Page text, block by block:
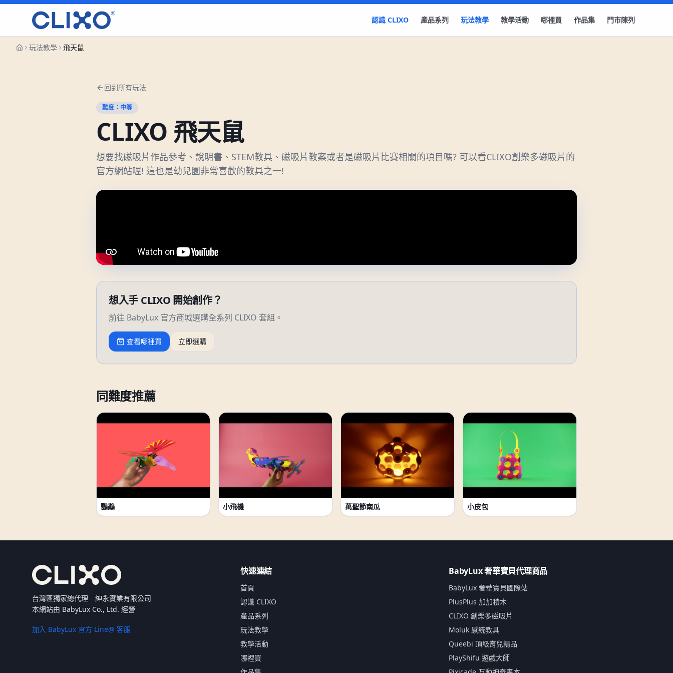
認識 CLIXO 產品系列 玩法教學 教學活動 哪裡買 作品集 門市陳列
玩法教學 飛天鼠
回到所有玩法
難度： 中等
CLIXO 飛天鼠
想要找磁吸片作品參考、說明書、STEM教具、磁吸片教案或者是磁吸片比賽相關的項目嗎? 可以看CLIXO創樂多磁吸片的
官方網站喔! 這也是幼兒園非常喜歡的教具之一!
想入手 CLIXO 開始創作？
前往 BabyLux 官方商城選購全系列 CLIXO 套組。
查看哪裡買 立即選購
同難度推薦
鸚鵡 小飛機 萬聖節南瓜 小皮包
台灣區獨家總代理 紳永實業有限公司
本網站由 BabyLux Co., Ltd. 經營
加入 BabyLux 官方 Line@ 客服
快速連結
首頁
認識 CLIXO
產品系列
玩法教學
教學活動
哪裡買
BabyLux 奢華寶貝代理商品
BabyLux 奢華寶貝國際站
PlusPlus 加加積木
CLIXO 創樂多磁吸片
Moluk 感統教具
Queebi 頂級育兒精品
PlayShifu 遊戲大師